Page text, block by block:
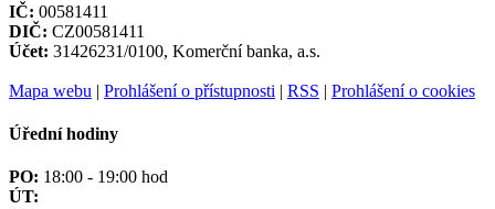
IČ: 00581411
DIČ: CZ00581411
Účet: 31426231/0100, Komerční banka, a.s.
Mapa webu | Prohlášení o přístupnosti | RSS | Prohlášení o cookies
Úřední hodiny
PO: 18:00 - 19:00 hod
ÚT: